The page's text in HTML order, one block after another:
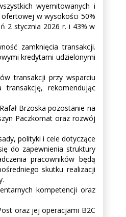
wyemitowanych i
w wysokości 50%
2 stycznia 2026 r. i 43% w
zamknięcia transakcji.
kredytami udzielonymi
transakcji przy wsparciu
rekomendując
Brzoska pozostanie na
Paczkomat oraz rozwój
polityki i cele dotyczące
do zapewnienia struktury
pracowników będą
skutku realizacji
kompetencji oraz
oraz jej operacjami B2C